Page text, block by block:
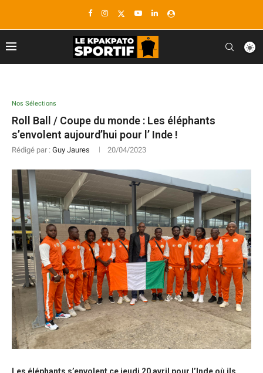
Nos Sélections
Roll Ball / Coupe du monde : Les éléphants
s’envolent aujourd’hui pour l’ Inde !
Rédigé par : Guy Jaures 20/04/2023